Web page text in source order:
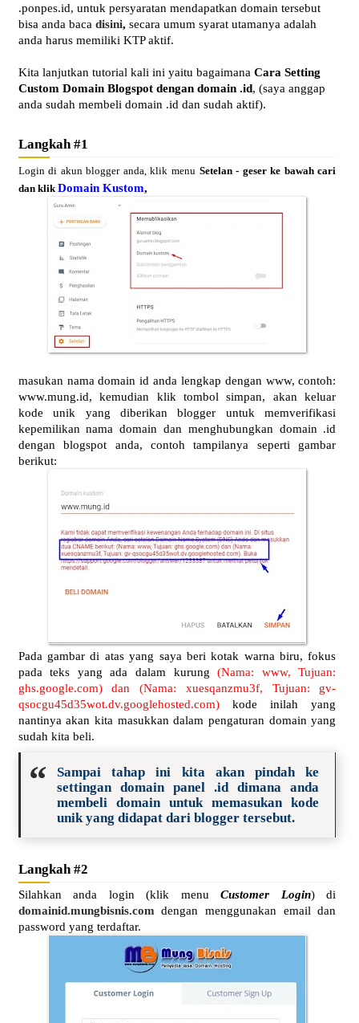
.ponpes.id, untuk persyaratan mendapatkan domain tersebut
bisa anda baca disini, secara umum syarat utamanya adalah
anda harus memiliki KTP aktif.
Kita lanjutkan tutorial kali ini yaitu bagaimana Cara Setting
Custom Domain Blogspot dengan domain .id, (saya anggap
anda sudah membeli domain .id dan sudah aktif).
Langkah #1
Login di akun blogger anda, klik menu Setelan - geser ke bawah cari
dan klik Domain Kustom,
masukan nama domain id anda lengkap dengan www, contoh:
www.mung.id, kemudian klik tombol simpan, akan keluar
kode unik yang diberikan blogger untuk memverifikasi
kepemilikan nama domain dan menghubungkan domain .id
dengan blogspot anda, contoh tampilanya seperti gambar
berikut:
Pada gambar di atas yang saya beri kotak warna biru, fokus
pada teks yang ada dalam kurung(Nama: www, Tujuan:
ghs.google.com) dan (Nama: xuesqanzmu3f, Tujuan: gv-
qsocgu45d35wot.dv.googlehosted.com) kode inilah yang
nantinya akan kita masukkan dalam pengaturan domain yang
sudah kita beli.
Sampai tahap ini kita akan pindah ke
settingan domain panel .id dimana anda
membeli domain untuk memasukan kode
unik yang didapat dari blogger tersebut.
Langkah #2
Silahkan anda login (klik menuCustomer Login) di
domainid.mungbisnis.com dengan menggunakan email dan
password yang terdaftar.